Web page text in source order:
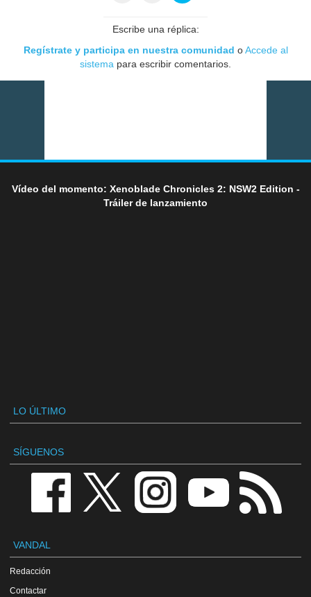
Escribe una réplica:
Regístrate y participa en nuestra comunidad oAccede al
sistema para escribir comentarios.
Vídeo del momento: Xenoblade Chronicles 2: NSW2 Edition -
Tráiler de lanzamiento
LO ÚLTIMO
SÍGUENOS
VANDAL
Redacción
Contactar